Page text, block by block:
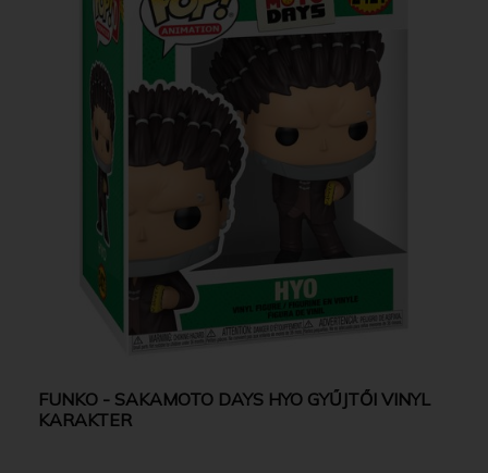
FUNKO - SAKAMOTO DAYS HYO GYŰJTŐI VINYL
KARAKTER